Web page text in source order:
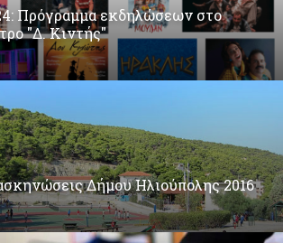
Πρόγραμμα εκδηλώσεων στο
"Δ. Κιντής"
Δήμου Ηλιούπολης 2016